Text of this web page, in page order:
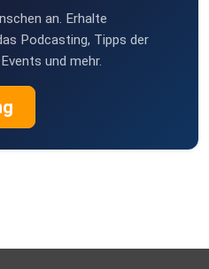
an. Erhalte
Podcasting, Tipps der
und mehr.